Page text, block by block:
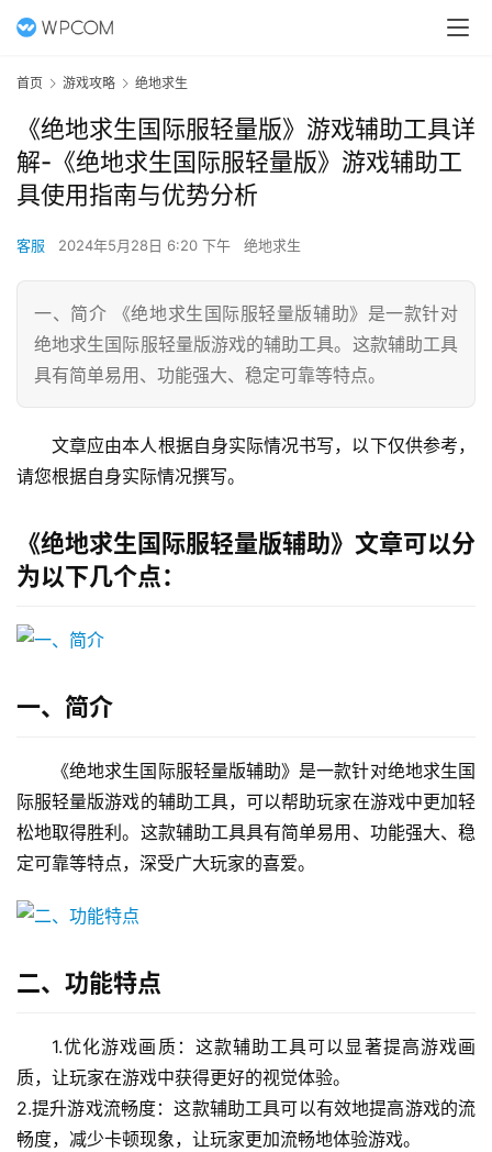
首页 游戏攻略 绝地求生
《绝地求生国际服轻量版》游戏辅助工具详
解-《绝地求生国际服轻量版》游戏辅助工
具使用指南与优势分析
客服 2024年5月28日 6:20 下午 绝地求生
一、简介 《绝地求生国际服轻量版辅助》是一款针对
绝地求生国际服轻量版游戏的辅助工具。这款辅助工具
具有简单易用、功能强大、稳定可靠等特点。
文章应由本人根据自身实际情况书写，以下仅供参考，
请您根据自身实际情况撰写。
《绝地求生国际服轻量版辅助》文章可以分
为以下几个点：
一、简介
《绝地求生国际服轻量版辅助》是一款针对绝地求生国
际服轻量版游戏的辅助工具，可以帮助玩家在游戏中更加轻
松地取得胜利。这款辅助工具具有简单易用、功能强大、稳
定可靠等特点，深受广大玩家的喜爱。
二、功能特点
1.优化游戏画质：这款辅助工具可以显著提高游戏画
质，让玩家在游戏中获得更好的视觉体验。
2.提升游戏流畅度：这款辅助工具可以有效地提高游戏的流
畅度，减少卡顿现象，让玩家更加流畅地体验游戏。